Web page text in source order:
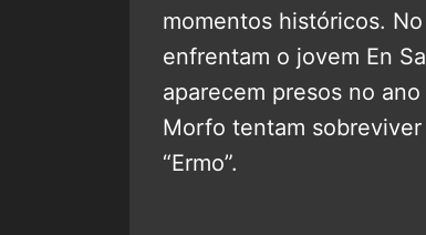
momentos históricos.
enfrentam o jovem En
aparecem presos no
Morfo tentam
“Ermo”.